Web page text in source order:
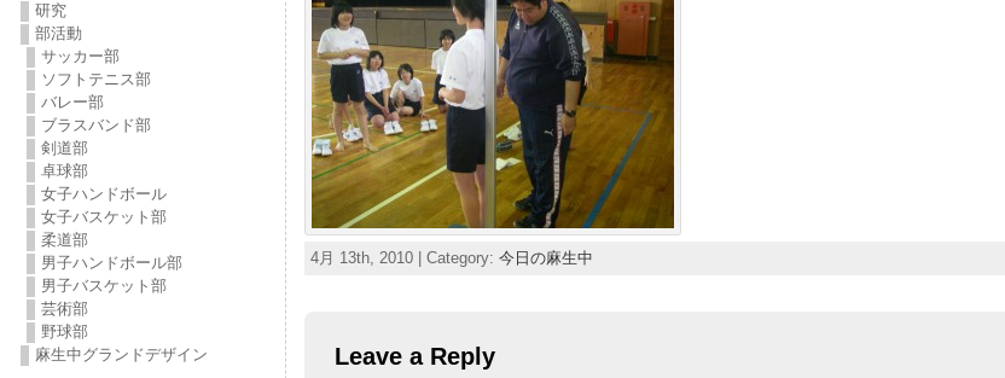
研究
部活動
サッカー部
ソフトテニス部
バレー部
ブラスバンド部
剣道部
卓球部
女子ハンドボール
女子バスケット部
柔道部
男子ハンドボール部
男子バスケット部
芸術部
野球部
麻生中グランドデザイン
4月 13th, 2010 | Category: 今日の麻生中
Leave a Reply